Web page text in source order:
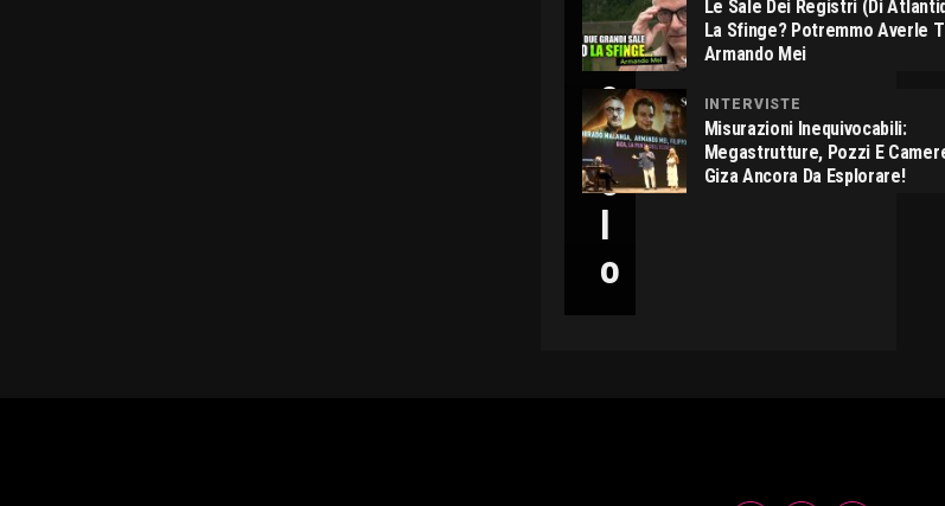
I
C
C
O
L
O
Le Sale Dei Registri (di
La Sfinge? Potremmo Averle
Armando Mei
INTERVISTE
Misurazioni Inequivocabili:
Megastrutture, Pozzi E
Giza Ancora Da Esplorare!